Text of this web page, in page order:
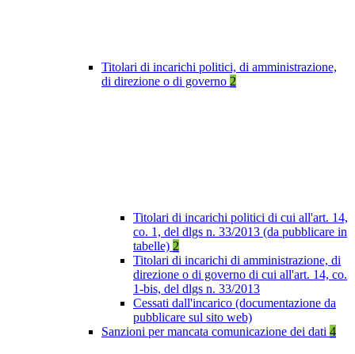
Titolari di incarichi politici, di amministrazione,
di direzione o di governo 2
Titolari di incarichi politici di cui all'art. 14,
co. 1, del dlgs n. 33/2013 (da pubblicare in
tabelle) 2
Titolari di incarichi di amministrazione, di
direzione o di governo di cui all'art. 14, co.
1-bis, del dlgs n. 33/2013
Cessati dall'incarico (documentazione da
pubblicare sul sito web)
Sanzioni per mancata comunicazione dei dati 4